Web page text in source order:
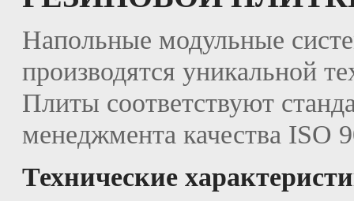
Напольные модульные
производятся уникальной
Плиты соответствуют
менеджмента качества ISO
Технические